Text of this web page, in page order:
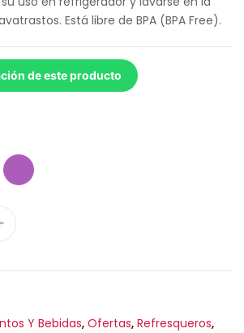
Está libre de BPA (BPA Free).
de este producto
Y Bebidas, Ofertas, Refresqueros,